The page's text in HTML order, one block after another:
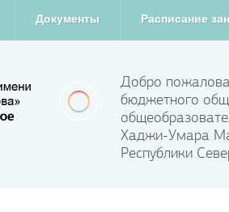
Документы Расписание
Добро
бюджетного
Хаджи-Умара
Республики